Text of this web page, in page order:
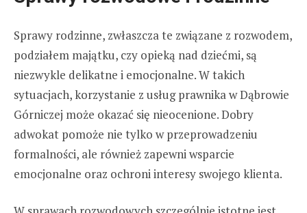
Sprawy rodzinne, zwłaszcza te związane z rozwodem,
podziałem majątku, czy opieką nad dziećmi, są
niezwykle delikatne i emocjonalne. W takich
sytuacjach, korzystanie z usług prawnika w Dąbrowie
Górniczej może okazać się nieocenione. Dobry
adwokat pomoże nie tylko w przeprowadzeniu
formalności, ale również zapewni wsparcie
emocjonalne oraz ochroni interesy swojego klienta.